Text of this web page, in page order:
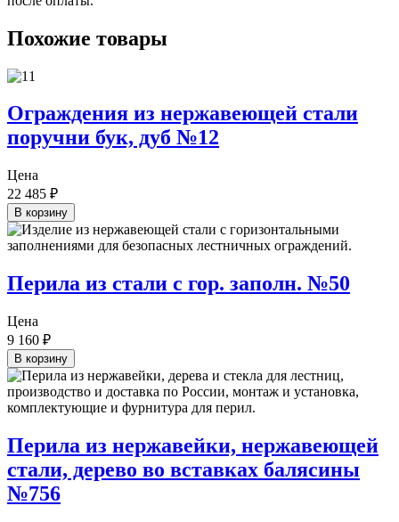
Похожие товары
Ограждения из нержавеющей стали
поручни бук, дуб №12
Цена
22 485 ₽
В корзину
Перила из стали с гор. заполн. №50
Цена
9 160 ₽
В корзину
Перила из нержавейки, нержавеющей
стали, дерево во вставках балясины
№756